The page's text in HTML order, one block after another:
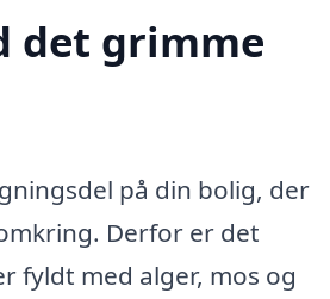
det grimme
på din bolig, der
Derfor er det
fyldt med alger, mos og